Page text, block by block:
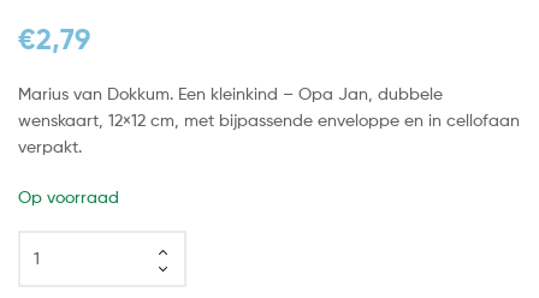
€2,79
Marius van Dokkum. Een kleinkind – Opa Jan, dubbele
wenskaart, 12×12 cm, met bijpassende enveloppe en in cellofaan
verpakt.
Op voorraad